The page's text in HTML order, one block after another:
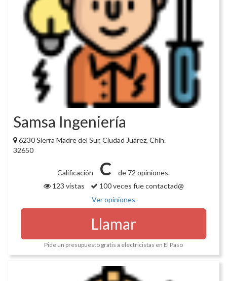
Samsa Ingeniería
6230 Sierra Madre del Sur, Ciudad Juárez, Chih.
32650
Calificación C
de 72 opiniones.
123 vistas
100 veces fue contactad@
Ver opiniones
Llamar
Pide un presupuesto gratis a electricistas en El Paso